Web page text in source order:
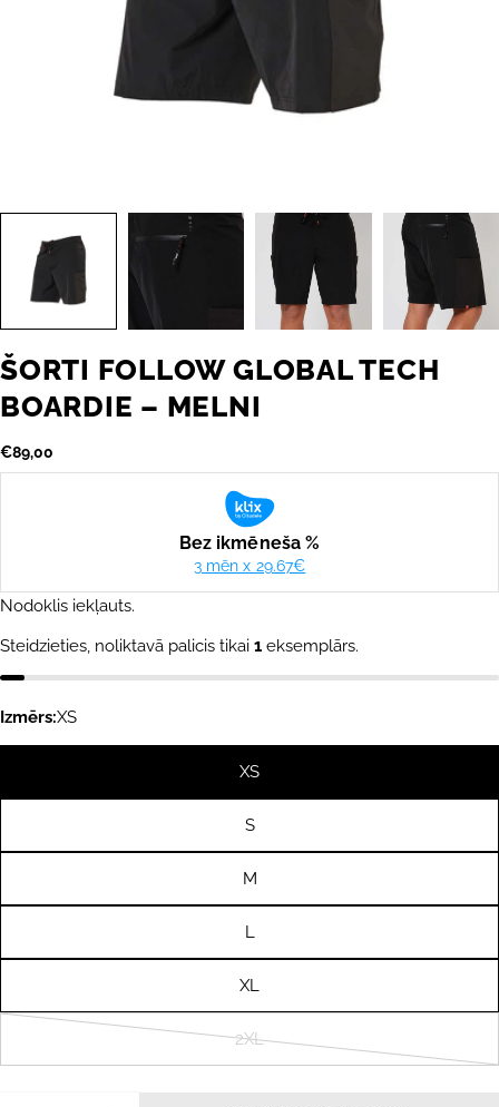
ŠORTI FOLLOW GLOBAL TECH
BOARDIE – MELNI
Parastā
cena
€89,00
Nodoklis iekļauts.
Steidzieties, noliktavā palicis tikai 1 eksemplārs.
Izmērs:XS
XS
S
M
L
XL
2XL
Variants